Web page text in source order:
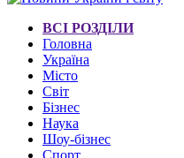
ВСІ РОЗДІЛИ
Головна
Україна
Місто
Світ
Бізнес
Наука
Шоу-бізнес
Спорт